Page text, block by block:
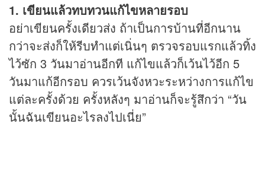
1. เขียนแล้วทบทวนแก้ไขหลายรอบ
อย่าเขียนครั้งเดียวส่ง ถ้าเป็นการบ้านที่อีกนาน
กว่าจะส่งก็ให้รีบทำแต่เนิ่นๆ ตรวจรอบแรกแล้วทิ้ง
ไว้ซัก 3 วันมาอ่านอีกที แก้ไขแล้วก็เว้นไว้อีก 5
วันมาแก้อีกรอบ ควรเว้นจังหวะระหว่างการแก้ไข
แต่ละครั้งด้วย ครั้งหลังๆ มาอ่านก็จะรู้สึกว่า “วัน
นั้นฉันเขียนอะไรลงไปเนี่ย”